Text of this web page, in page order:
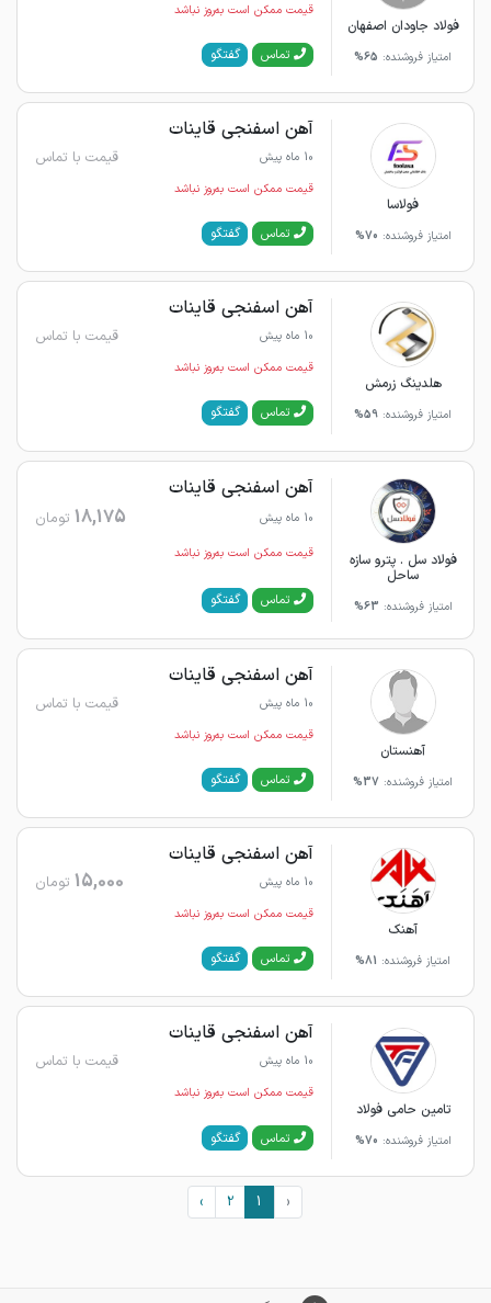
فولاد جاودان اصفهان
امتیاز فروشنده: 65%
قیمت ممکن است به‌روز نباشد
تماس گفتگو
فولاسا
امتیاز فروشنده: 70%
آهن اسفنجی قاینات
10 ماه پیش قیمت با تماس
قیمت ممکن است به‌روز نباشد
تماس گفتگو
هلدینگ زرمش
امتیاز فروشنده: 59%
آهن اسفنجی قاینات
10 ماه پیش قیمت با تماس
قیمت ممکن است به‌روز نباشد
تماس گفتگو
فولاد سل . پترو سازه
ساحل
امتیاز فروشنده: 63%
آهن اسفنجی قاینات
10 ماه پیش 18,175 تومان
قیمت ممکن است به‌روز نباشد
تماس گفتگو
آهنستان
امتیاز فروشنده: 37%
آهن اسفنجی قاینات
10 ماه پیش قیمت با تماس
قیمت ممکن است به‌روز نباشد
تماس گفتگو
آهنک
امتیاز فروشنده: 81%
آهن اسفنجی قاینات
10 ماه پیش 15,000 تومان
قیمت ممکن است به‌روز نباشد
تماس گفتگو
تامین حامی فولاد
امتیاز فروشنده: 70%
آهن اسفنجی قاینات
10 ماه پیش قیمت با تماس
قیمت ممکن است به‌روز نباشد
تماس گفتگو
‹
1
2
›